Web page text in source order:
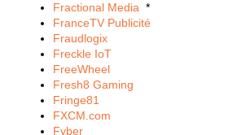
Fractional Media *
FranceTV Publicité
Fraudlogix
Freckle IoT
FreeWheel
Fresh8 Gaming
Fringe81
FXCM.com
Fyber